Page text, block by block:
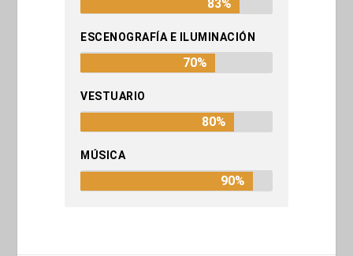
83%
ESCENOGRAFÍA E ILUMINACIÓN
70%
VESTUARIO
80%
MÚSICA
90%